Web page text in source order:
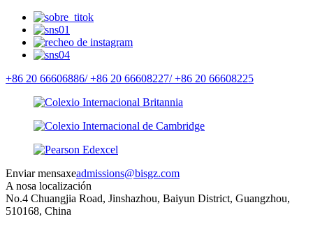
+86 20 66606886/ +86 20 66608227/ +86 20 66608225
Enviar mensaxeadmissions@bisgz.com
A nosa localización
No.4 Chuangjia Road, Jinshazhou, Baiyun District, Guangzhou,
510168, China